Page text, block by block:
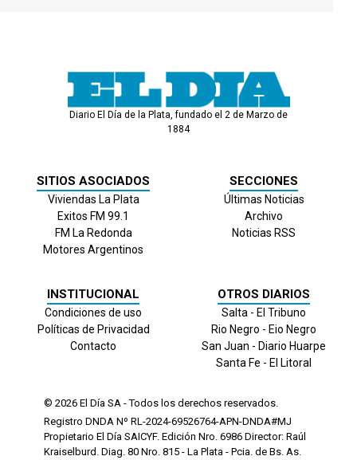
Diario El Día de la Plata, fundado el 2 de Marzo de
1884
SITIOS ASOCIADOS
Viviendas La Plata
Exitos FM 99.1
FM La Redonda
Motores Argentinos
SECCIONES
Últimas Noticias
Archivo
Noticias RSS
INSTITUCIONAL
Condiciones de uso
Políticas de Privacidad
Contacto
OTROS DIARIOS
Salta - El Tribuno
Rio Negro - Eio Negro
San Juan - Diario Huarpe
Santa Fe - El Litoral
© 2026 El Día SA - Todos los derechos reservados.
Registro DNDA Nº RL-2024-69526764-APN-DNDA#MJ
Propietario El Día SAICYF. Edición Nro. 6986 Director: Raúl
Kraiselburd. Diag. 80 Nro. 815 - La Plata - Pcia. de Bs. As.